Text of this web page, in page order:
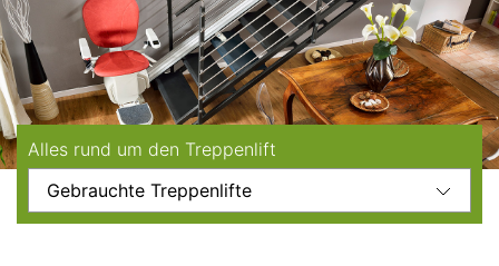
Alles rund um den Treppenlift